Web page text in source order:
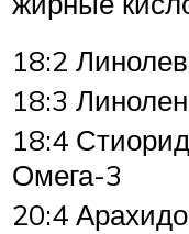
18:2
18:3
18:4
Омега-3
20:4